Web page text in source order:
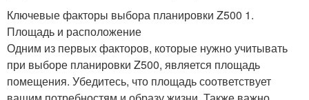
Ключевые факторы выбора планировки Z500 1.
Площадь и расположение
Одним из первых факторов, которые нужно учитывать
при выборе планировки Z500, является площадь
помещения. Убедитесь, что площадь соответствует